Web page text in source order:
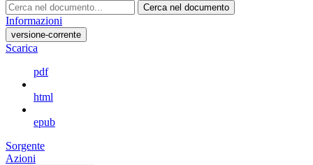
Cerca nel documento
Informazioni
versione-corrente
Scarica
pdf
html
epub
Sorgente
Azioni